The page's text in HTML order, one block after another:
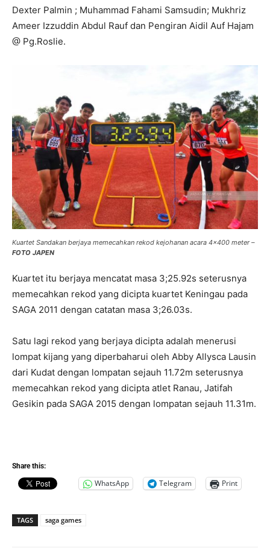
Dexter Palmin ; Muhammad Fahami Samsudin; Mukhriz
Ameer Izzuddin Abdul Rauf dan Pengiran Aidil Auf Hajam
@ Pg.Roslie.
Kuartet Sandakan berjaya memecahkan rekod kejohanan acara 4×400 meter –
FOTO JAPEN
Kuartet itu berjaya mencatat masa 3;25.92s seterusnya
memecahkan rekod yang dicipta kuartet Keningau pada
SAGA 2011 dengan catatan masa 3;26.03s.
Satu lagi rekod yang berjaya dicipta adalah menerusi
lompat kijang yang diperbaharui oleh Abby Allysca Lausin
dari Kudat dengan lompatan sejauh 11.72m seterusnya
memecahkan rekod yang dicipta atlet Ranau, Jatifah
Gesikin pada SAGA 2015 dengan lompatan sejauh 11.31m.
Share this:
WhatsApp Telegram Print
TAGS saga games